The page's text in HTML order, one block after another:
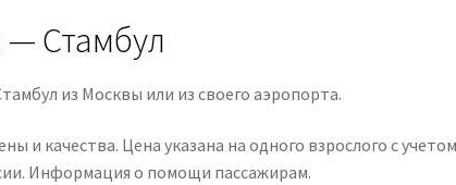
Стамбул
из Москвы или из своего аэропорта.
и качества. Цена указана на одного взрослого с
Информация о помощи пассажирам.